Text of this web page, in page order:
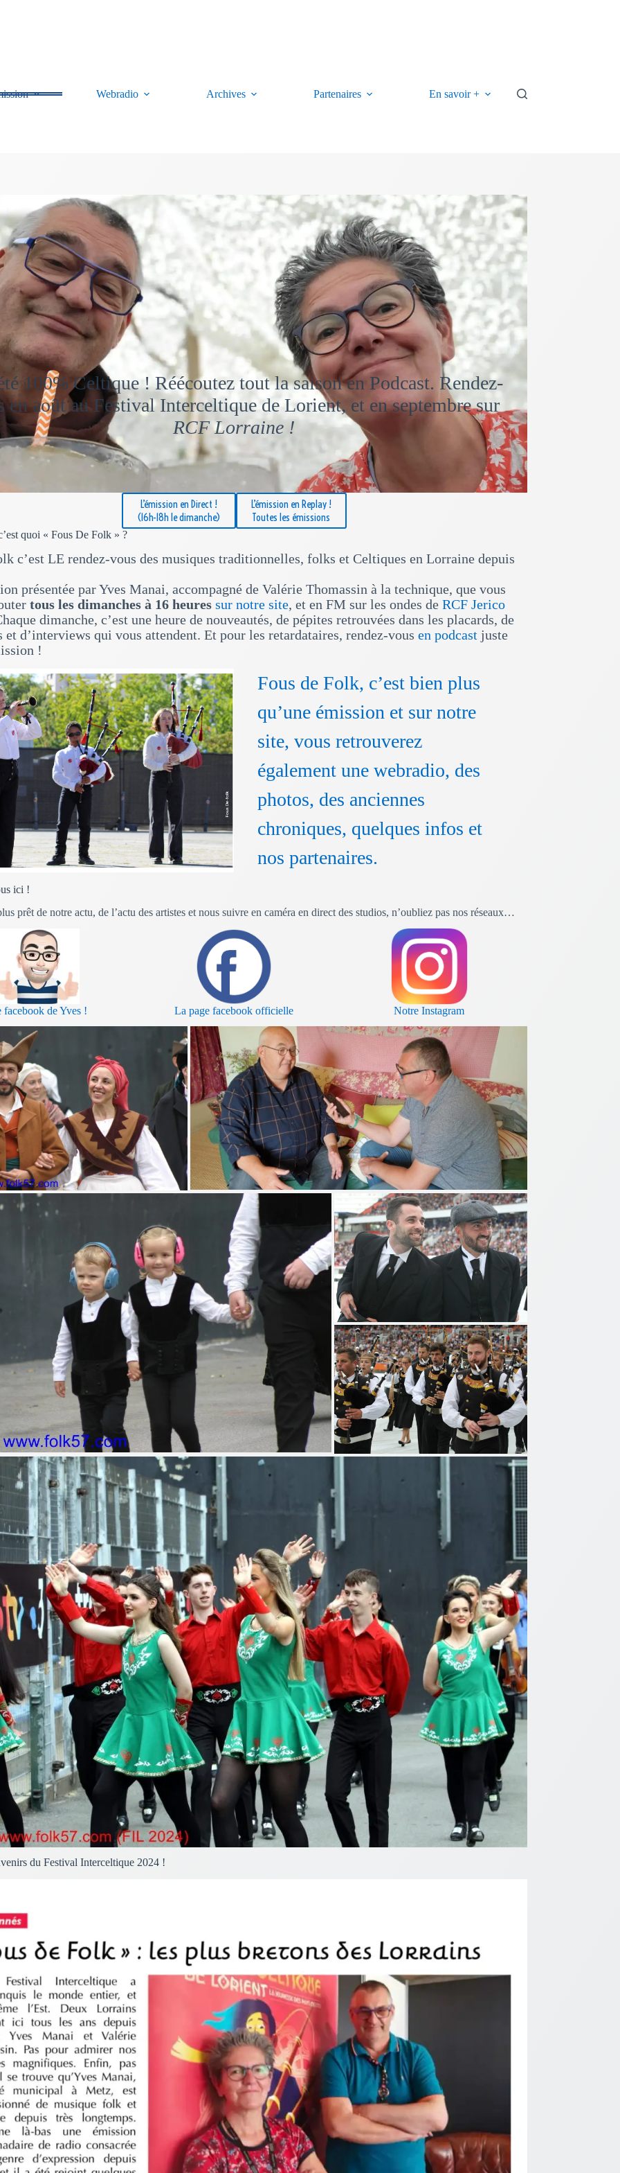
Webradio Archives Partenaires En savoir +
100% Celtique ! Réécoutez tout la saison en Podcast. Rendez-
en août au Festival Interceltique de Lorient, et en septembre sur
RCF Lorraine !
L’émission en Direct !
(16h-18h le dimanche)
L’émission en Replay !
Toutes les émissions
quoi « Fous De Folk » ?
c’est LE rendez-vous des musiques traditionnelles, folks et Celtiques en Lorraine depuis
présentée par Yves Manai, accompagné de Valérie Thomassin à la technique, que vous
tous les dimanches à 16 heures sur notre site, et en FM sur les ondes de RCF Jerico
dimanche, c’est une heure de nouveautés, de pépites retrouvées dans les placards, de
et d’interviews qui vous attendent. Et pour les retardataires, rendez-vous en podcastjuste
!
Fous de Folk, c’est bien plus
qu’une émission et sur notre
site, vous retrouverez
également une webradio, des
photos, des anciennes
chroniques, quelques infos et
nos partenaires.
ici !
prêt de notre actu, de l’actu des artistes et nous suivre en caméra en direct des studios, n’oubliez pas nos réseaux…
facebook de Yves ! La page facebook officielle Notre Instagram
du Festival Interceltique 2024 !